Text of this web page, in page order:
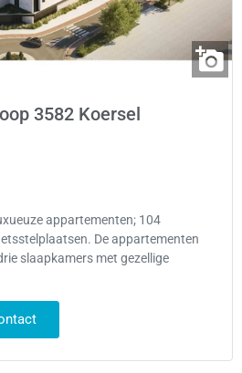
3582 Koersel
appartementen; 104
De appartementen
slaapkamers met gezellige